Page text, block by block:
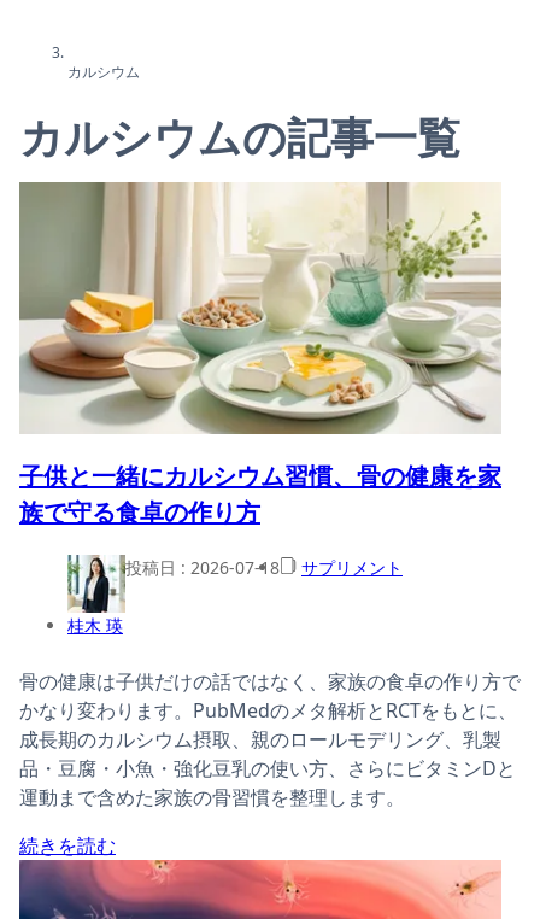
カルシウム
カルシウムの記事一覧
子供と一緒にカルシウム習慣、骨の健康を家
族で守る食卓の作り方
桂木 瑛
投稿日 : 2026-07-18 サプリメント
骨の健康は子供だけの話ではなく、家族の食卓の作り方で
かなり変わります。PubMedのメタ解析とRCTをもとに、
成長期のカルシウム摂取、親のロールモデリング、乳製
品・豆腐・小魚・強化豆乳の使い方、さらにビタミンDと
運動まで含めた家族の骨習慣を整理します。
続きを読む